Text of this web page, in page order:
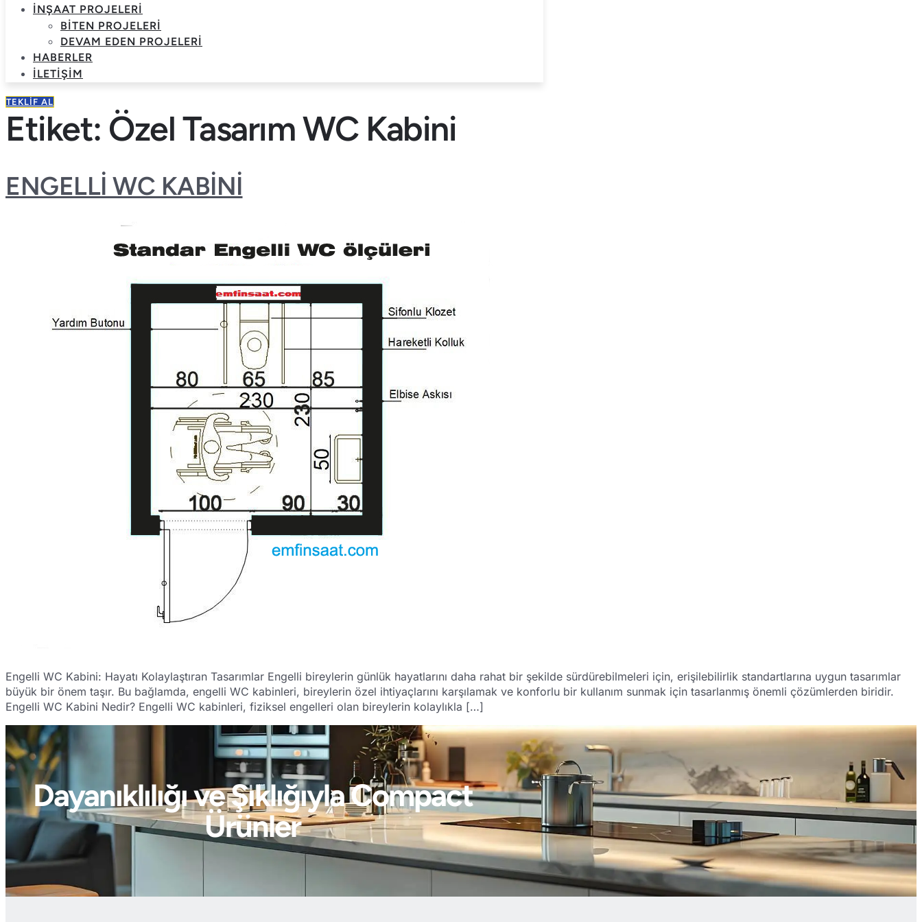
İNŞAAT PROJELERI
BITEN PROJELERI
DEVAM EDEN PROJELERI
HABERLER
İLETIŞIM
TEKLIF AL
Etiket: Özel Tasarım WC Kabini
ENGELLİ WC KABİNİ
Engelli WC Kabini: Hayatı Kolaylaştıran Tasarımlar Engelli bireylerin günlük hayatlarını daha rahat bir şekilde sürdürebilmeleri için, erişilebilirlik standartlarına uygun tasarımlar
büyük bir önem taşır. Bu bağlamda, engelli WC kabinleri, bireylerin özel ihtiyaçlarını karşılamak ve konforlu bir kullanım sunmak için tasarlanmış önemli çözümlerden biridir.
Engelli WC Kabini Nedir? Engelli WC kabinleri, fiziksel engelleri olan bireylerin kolaylıkla […]
Dayanıklılığı ve Şıklığıyla Compact
Ürünler